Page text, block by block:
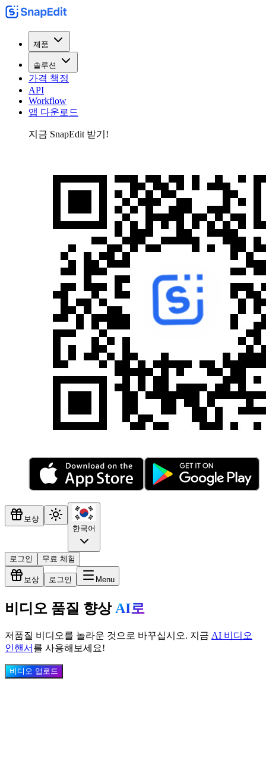
제품
솔루션
가격 책정
API
Workflow
앱 다운로드
지금 SnapEdit 받기!
보상
한국어
로그인 무료 체험
보상 로그인 Menu
비디오 품질 향상 AI로
저품질 비디오를 놀라운 것으로 바꾸십시오. 지금 AI 비디오
인핸서 를 사용해보세요!
비디오 업로드